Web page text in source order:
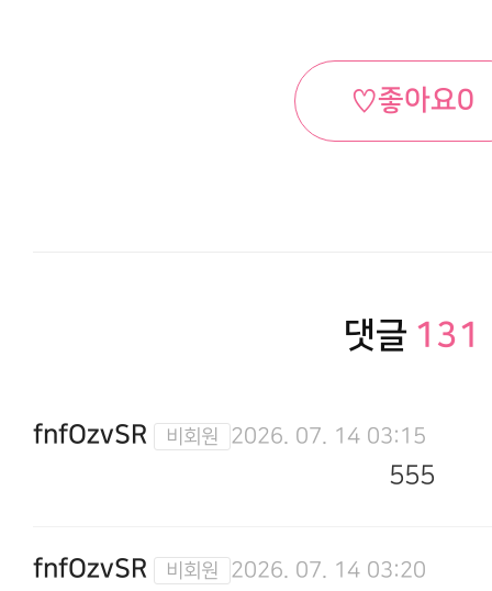
♡좋아요0
댓글 131
fnfOzvSR 2026. 07. 14 03:15
555
fnfOzvSR 2026. 07. 14 03:20